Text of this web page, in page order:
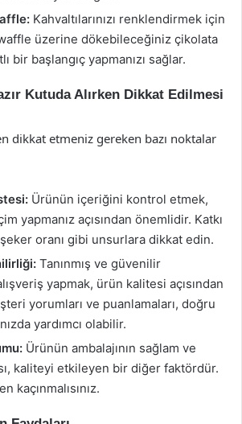
Kahvaltılarınızı renklendirmek için
üzerine dökebileceğiniz çikolata
bir başlangıç yapmanızı sağlar.
Kutuda Alırken Dikkat Edilmesi
dikkat etmeniz gereken bazı noktalar
Ürünün içeriğini kontrol etmek,
yapmanız açısından önemlidir. Katkı
oranı gibi unsurlara dikkat edin.
Tanınmış ve güvenilir
yapmak, ürün kalitesi açısından
yorumları ve puanlamaları, doğru
yardımcı olabilir.
Ürünün ambalajının sağlam ve
kaliteyi etkileyen bir diğer faktördür.
kaçınmalısınız.